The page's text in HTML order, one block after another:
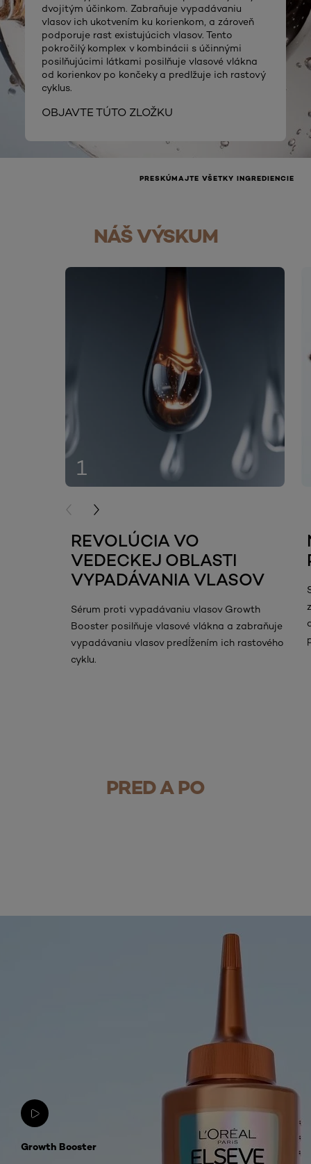
dvojitým účinkom. Zabraňuje vypadávaniu
vlasov ich ukotvením ku korienkom, a zároveň
podporuje rast existujúcich vlasov. Tento
pokročilý komplex v kombinácii s účinnými
posilňujúcimi látkami posilňuje vlasové vlákna
od korienkov po končeky a predlžuje ich rastový
cyklus.
OBJAVTE TÚTO ZLOŽKU
PRESKÚMAJTE VŠETKY INGREDIENCIE
NÁŠ VÝSKUM
skip slider
1
REVOLÚCIA VO
VEDECKEJ OBLASTI
VYPADÁVANIA VLASOV
Sérum proti vypadávaniu vlasov Growth
Booster posilňuje vlasové vlákna a zabraňuje
vypadávaniu vlasov predĺžením ich rastového
cyklu.
PREVIOUS CARD
NEXT CARD
PRED A PO
Growth Booster